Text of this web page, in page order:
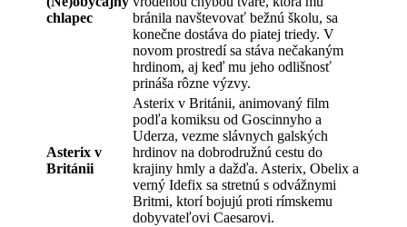
chlapec
bránila navštevovať bežnú školu, sa
konečne dostáva do piatej triedy. V
novom prostredí sa stáva nečakaným
hrdinom, aj keď mu jeho odlišnosť
prináša rôzne výzvy.
Asterix v
Británii
Asterix v Británii, animovaný film
podľa komiksu od Goscinnyho a
Uderza, vezme slávnych galských
hrdinov na dobrodružnú cestu do
krajiny hmly a dažďa. Asterix, Obelix a
verný Idefix sa stretnú s odvážnymi
Britmi, ktorí bojujú proti rímskemu
dobyvateľovi Caesarovi.